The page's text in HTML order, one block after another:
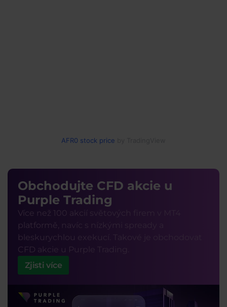
AFR0 stock price
Obchodujte CFD akcie u
Purple Trading
Více než 100 akcií světových firem v MT4
platformě, navíc s nízkými spready a
bleskurychlou exekucí. Takové je obchodovat
CFD akcie u Purple Trading.
Zjisti více